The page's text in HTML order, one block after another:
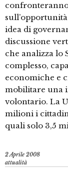
idea di
discussione
che analizza lo
complesso,
economiche e
mobilitare una
volontario. La
milioni i
quali solo 3,5
2 Aprile 2008
attualità